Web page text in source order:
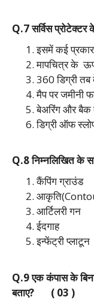
Q.7 सर्विस
इसमें कई
मापचित्र के
360 डिग्री
मैप पर जमीनी
बेअरिंग और बैक
डिग्री ऑफ
Q.8 निम्नलिखित के
कैंपिंग ग्राउंड
आर्टिलरी गन
ईदगाह
इन्फेंट्री प्लाटून
Q.9 एक कंपास के बिना
बताए? ( 03 )